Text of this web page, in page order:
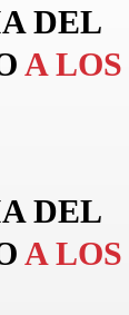
DEL
A LOS
DEL
A LOS